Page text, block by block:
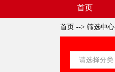
首页
首页 --> 筛选中心